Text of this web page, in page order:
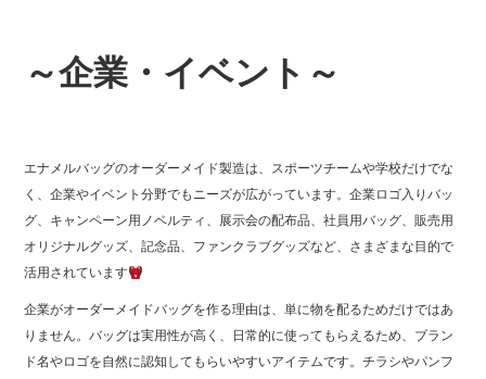
～企業・イベント～
エナメルバッグのオーダーメイド製造は、スポーツチームや学校だけでな
く、企業やイベント分野でもニーズが広がっています。企業ロゴ入りバッ
グ、キャンペーン用ノベルティ、展示会の配布品、社員用バッグ、販売用
オリジナルグッズ、記念品、ファンクラブグッズなど、さまざまな目的で
活用されています
企業がオーダーメイドバッグを作る理由は、単に物を配るためだけではあ
りません。バッグは実用性が高く、日常的に使ってもらえるため、ブラン
ド名やロゴを自然に認知してもらいやすいアイテムです。チラシやパンフ